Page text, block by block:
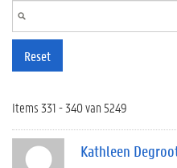
Reset
Items 331 - 340 van 5249
Kathleen